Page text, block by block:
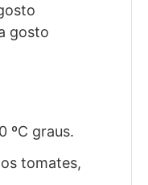
gosto
ºC graus.
tomates,